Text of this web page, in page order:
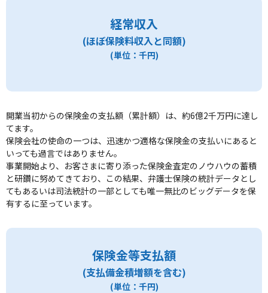
経常収入
(ほぼ保険料収入と同額)
(単位：千円)
開業当初からの保険金の支払額（累計額）は、約6億2千万円に達し
てます。
保険会社の使命の一つは、迅速かつ適格な保険金の支払いにあると
いっても過言ではありません。
事業開始より、お客さまに寄り添った保険金査定のノウハウの蓄積
と研鑽に努めてきており、この結果、弁護士保険の統計データとし
てもあるいは司法統計の一部としても唯一無比のビッグデータを保
有するに至っています。
保険金等支払額
(支払備金積増額を含む)
(単位：千円)